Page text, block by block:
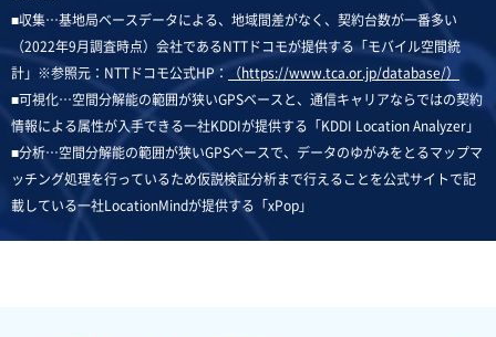
■収集…基地局ベースデータによる、地域間差がなく、契約台数が一番多い
（2022年9月調査時点）会社であるNTTドコモが提供する「モバイル空間統
計」※参照元：NTTドコモ公式HP： （https://www.tca.or.jp/database/）
■可視化…空間分解能の範囲が狭いGPSベースと、通信キャリアならではの契約
情報による属性が入手できる一社KDDIが提供する「KDDI Location Analyzer」
■分析…空間分解能の範囲が狭いGPSベースで、データのゆがみをとるマップマ
ッチング処理を行っているため仮説検証分析まで行えることを公式サイトで記
載している一社LocationMindが提供する「xPop」